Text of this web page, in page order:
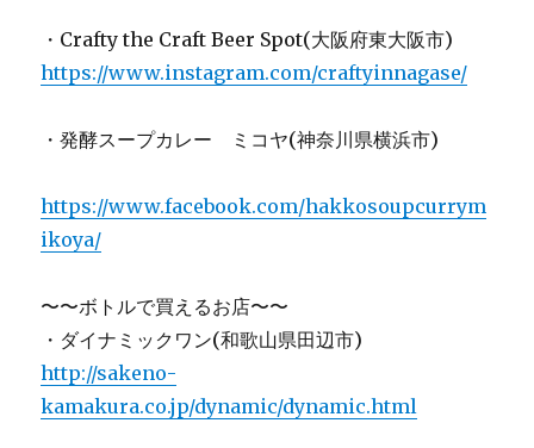
・Crafty the Craft Beer Spot(大阪府東大阪市)
https://www.instagram.com/craftyinnagase/
・発酵スープカレー ミコヤ(神奈川県横浜市)
https://www.facebook.com/hakkosoupcurrym
ikoya/
〜〜ボトルで買えるお店〜〜
・ダイナミックワン(和歌山県田辺市)
http://sakeno-
kamakura.co.jp/dynamic/dynamic.html